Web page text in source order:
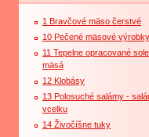
1 Bravčové mäso čerstvé
10 Pečené mäsové výrobky
11 Tepelne opracované
mäsá
12 Klobásy
13 Polosuché salámy -
vcelku
14 Živočíšne tuky